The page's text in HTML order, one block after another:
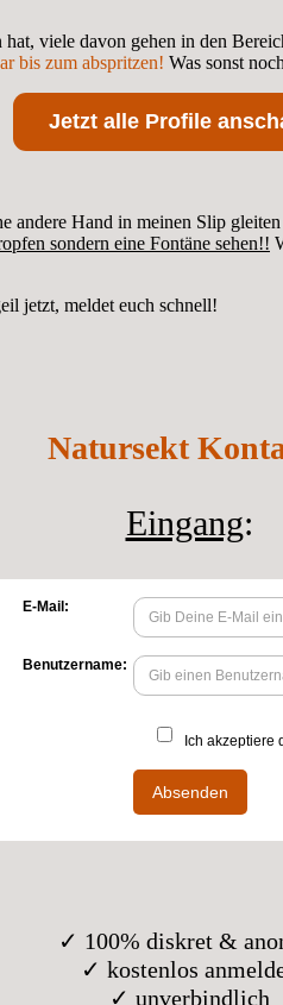
viele davon gehen in den
bis zum abspritzen! Was sonst
Jetzt alle Profile
andere Hand in meinen Slip
sondern eine Fontäne sehen!!
jetzt, meldet euch schnell!
Natursekt
Eingang:
✓ 100% diskret &
✓ kostenlos
✓ unverbindlich